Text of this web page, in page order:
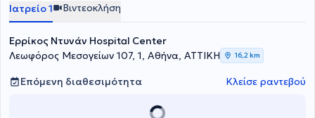
Ιατρείο 1 Βιντεοκλήση
Ερρίκος Ντυνάν Hospital Center
Λεωφόρος Μεσογείων 107, 1, Αθήνα, ΑΤΤΙΚΗ
16,2 km
Επόμενη διαθεσιμότητα Κλείσε ραντεβού